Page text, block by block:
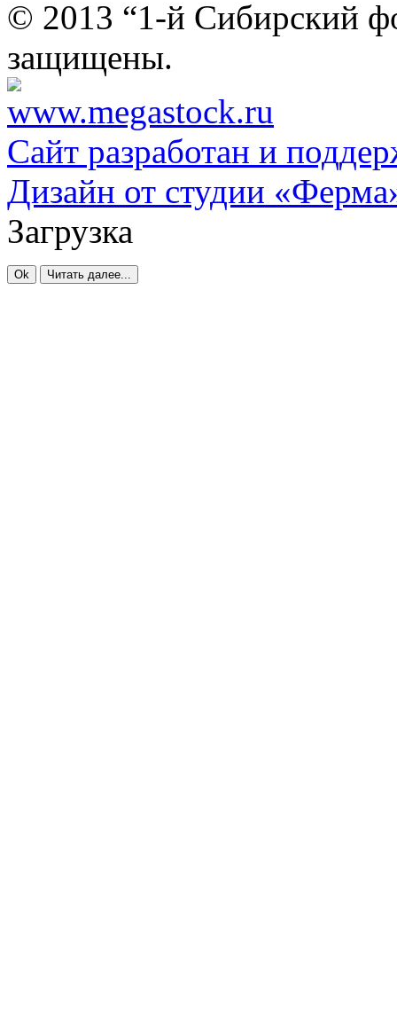
© 2013 “1-й Сибирский
защищены.
Сайт разработан и
Дизайн от студии
Загрузка